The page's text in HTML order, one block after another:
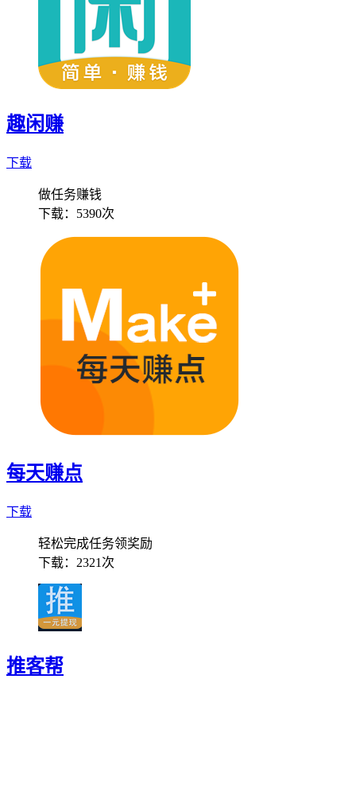
趣闲赚
下载
做任务赚钱
下载： 5390次
每天赚点
下载
轻松完成任务领奖励
下载： 2321次
推客帮